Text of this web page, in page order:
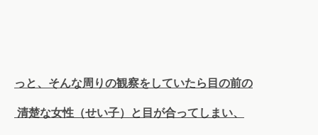
っと、そんな周りの観察をしていたら目の前の
清楚な女性（せい子）と目が合ってしまい、